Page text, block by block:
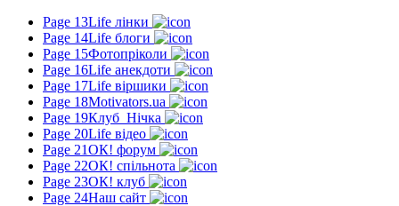
Page 13Life лінки
Page 14Life блоги
Page 15Фотопріколи
Page 16Life анекдоти
Page 17Life віршики
Page 18Motivators.ua
Page 19Клуб_Нічка
Page 20Life відео
Page 21ОК! форум
Page 22ОК! спільнота
Page 23ОК! клуб
Page 24Наш сайт